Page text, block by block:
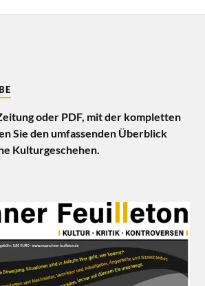
oder PDF, mit der kompletten
Sie den umfassenden Überblick
Kulturgeschehen.